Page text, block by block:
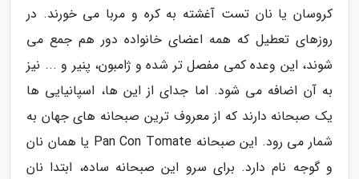
کروسان یا نان تست آغشته به کره و مربا می خورند. در
روزهای تعطیل که همه اعضای خانواده دور هم جمع می
شوند، این وعده کمی مفصل تر شده و ژامبون، پنیر و ... نیز
به آن اضافه می شود. اما جدای از این ها، اسپانیایی ها
یک صبحانه دارند که از معروف ترین صبحانه های جهان به
شمار می رود. این صبحانه Pan Con Tomate یا همان نان
و گوجه نام دارد. برای سرو این صبحانه ساده، ابتدا نان